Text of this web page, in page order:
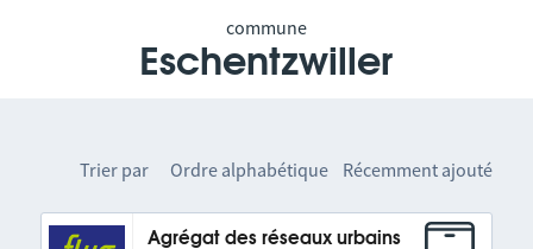
commune
Eschentzwiller
Trier par Ordre alphabétique Récemment ajouté
Agrégat des réseaux urbains